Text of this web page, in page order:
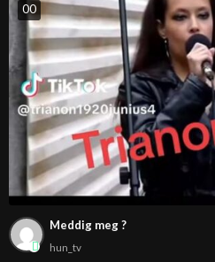
00
Meddig meg ?
hun_tv